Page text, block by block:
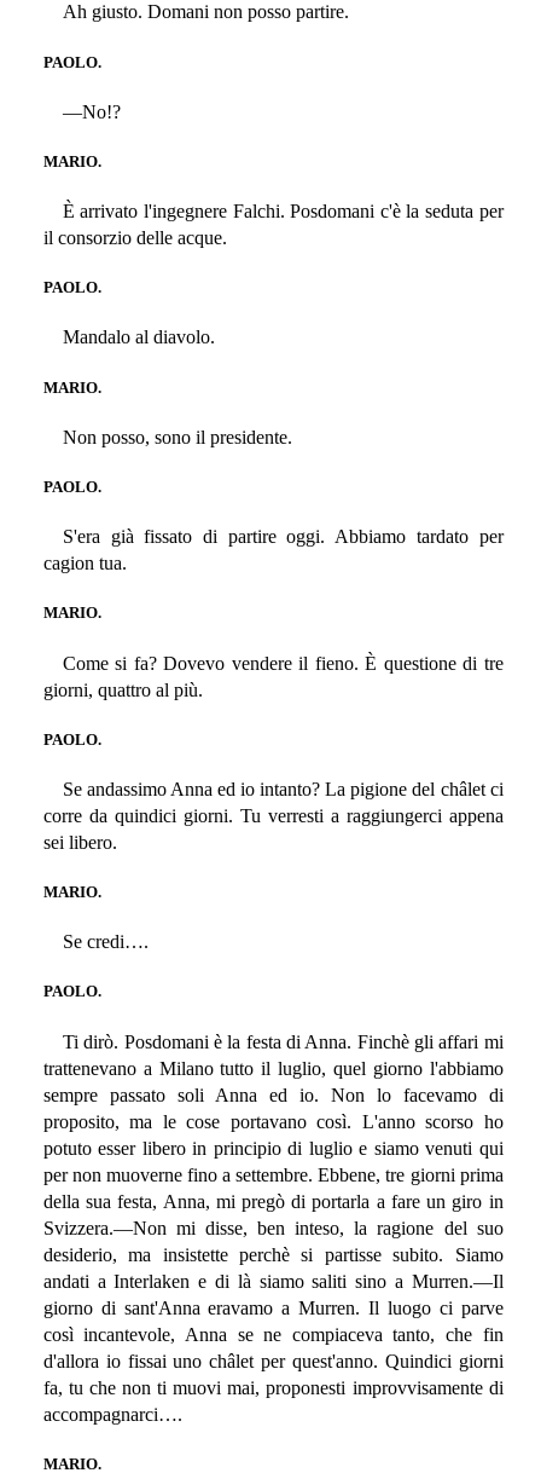
Ah giusto. Domani non posso partire.
PAOLO.
—No!?
MARIO.
È arrivato l'ingegnere Falchi. Posdomani c'è la seduta per
il consorzio delle acque.
PAOLO.
Mandalo al diavolo.
MARIO.
Non posso, sono il presidente.
PAOLO.
S'era già fissato di partire oggi. Abbiamo tardato per
cagion tua.
MARIO.
Come si fa? Dovevo vendere il fieno. È questione di tre
giorni, quattro al più.
PAOLO.
Se andassimo Anna ed io intanto? La pigione del châlet ci
corre da quindici giorni. Tu verresti a raggiungerci appena
sei libero.
MARIO.
Se credi….
PAOLO.
Ti dirò. Posdomani è la festa di Anna. Finchè gli affari mi
trattenevano a Milano tutto il luglio, quel giorno l'abbiamo
sempre passato soli Anna ed io. Non lo facevamo di
proposito, ma le cose portavano così. L'anno scorso ho
potuto esser libero in principio di luglio e siamo venuti qui
per non muoverne fino a settembre. Ebbene, tre giorni prima
della sua festa, Anna, mi pregò di portarla a fare un giro in
Svizzera.—Non mi disse, ben inteso, la ragione del suo
desiderio, ma insistette perchè si partisse subito. Siamo
andati a Interlaken e di là siamo saliti sino a Murren.—Il
giorno di sant'Anna eravamo a Murren. Il luogo ci parve
così incantevole, Anna se ne compiaceva tanto, che fin
d'allora io fissai uno châlet per quest'anno. Quindici giorni
fa, tu che non ti muovi mai, proponesti improvvisamente di
accompagnarci….
MARIO.